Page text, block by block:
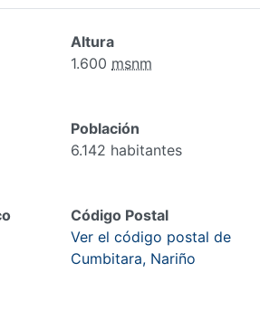
Altura
1.600 msnm
Población
6.142 habitantes
Código Postal
Ver el código postal de
Cumbitara, Nariño